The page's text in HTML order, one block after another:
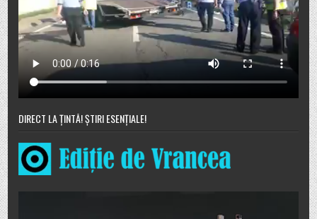
DIRECT LA ȚINTĂ! ȘTIRI ESENȚIALE!